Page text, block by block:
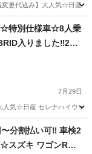
変更代込み】大人気☆日
☆特別仕様車☆8人乗
入りました‼️25
❗️車検2年付き！大
プダウンモニター
中DVD見れます
7月29日
人気☆日産 セレナハイウ
分割払い可‼️ 車検2
スズキ ワゴンR☆B